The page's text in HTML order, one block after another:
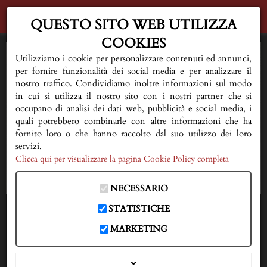
IN CASO DI DECESSO
333 3593150
HOME
AL VOSTRO FIANCO
QUALCHE CONSIGLIO
NECROLOGI
DOVE SIAMO
QUESTO SITO WEB UTILIZZA
COOKIES
Utilizziamo i cookie per personalizzare contenuti ed annunci,
per fornire funzionalità dei social media e per analizzare il
nostro traffico. Condividiamo inoltre informazioni sul modo
in cui si utilizza il nostro sito con i nostri partner che si
occupano di analisi dei dati web, pubblicità e social media, i
quali potrebbero combinarle con altre informazioni che ha
fornito loro o che hanno raccolto dal suo utilizzo dei loro
servizi.
Clicca qui per visualizzare la pagina Cookie Policy completa
NECESSARIO
STATISTICHE
MARKETING